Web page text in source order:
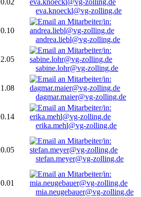
0.02
eva.knoeckl@vg-zolling.de
0.10
andrea.liebl@vg-zolling.de
2.05
sabine.lohr@vg-zolling.de
1.08
dagmar.maier@vg-zolling.de
0.14
erika.mehl@vg-zolling.de
0.05
stefan.meyer@vg-zolling.de
0.01
mia.neugebauer@vg-zolling.de